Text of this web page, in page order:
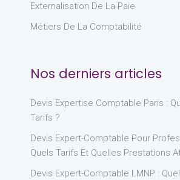
Externalisation De La Paie
Métiers De La Comptabilité
Nos derniers articles
Devis Expertise Comptable Paris :
Tarifs ?
Devis Expert-Comptable Pour
Quels Tarifs Et Quelles Prestations
Devis Expert-Comptable LMNP :